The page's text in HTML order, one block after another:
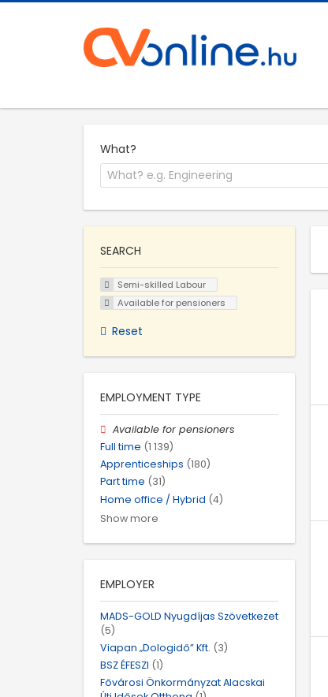
What?
SEARCH
Semi-skilled Labour
Available for pensioners
Reset
EMPLOYMENT TYPE
Available for pensioners
Full time (1 139)
Apprenticeships (180)
Part time (31)
Home office / Hybrid (4)
Show more
EMPLOYER
MADS-GOLD Nyugdíjas Szövetkezet
(5)
Viapan „Dologidő” Kft. (3)
BSZ ÉFESZI (1)
Fővárosi Önkormányzat Alacskai